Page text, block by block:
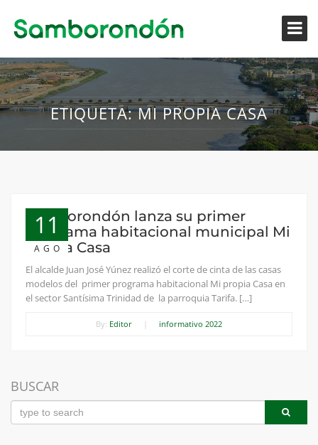
ETIQUETA:MI PROPIA CASA
11
AGO
Samborondón lanza su primer
programa habitacional municipal Mi
Propia Casa
El alcalde Juan José Yúnez realizó el corte de cinta de las casas
modelos del primer programa habitacional Mi propia Casa en
el sector Santísima Trinidad de la parroquia Tarifa. […]
By: Editor informativo 2022
BUSCAR